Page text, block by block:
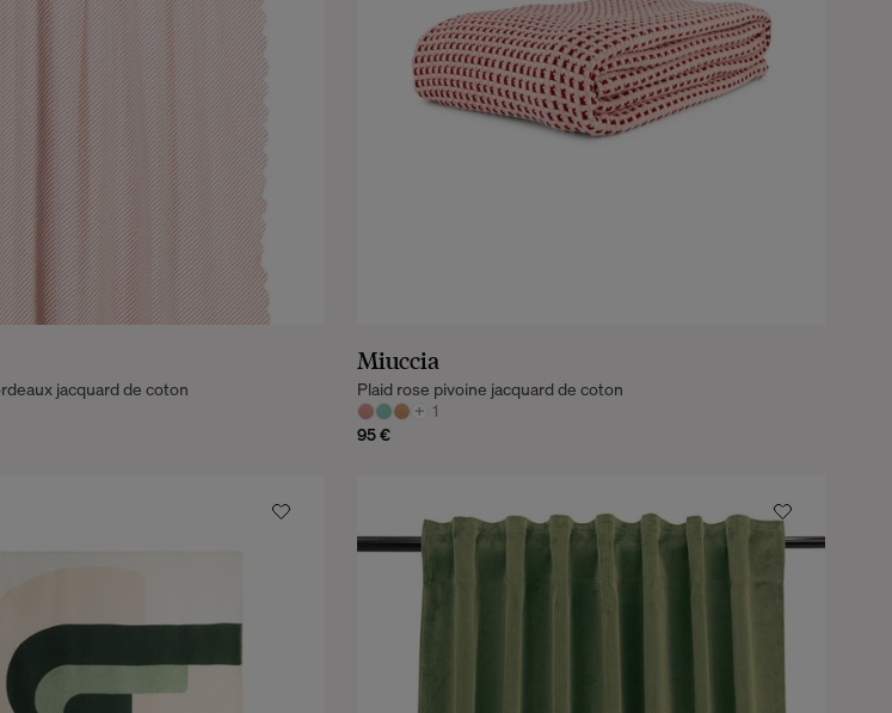
jacquard de coton
Miuccia
+ 1
95 €
Plaid rose pivoine jacquard de coton